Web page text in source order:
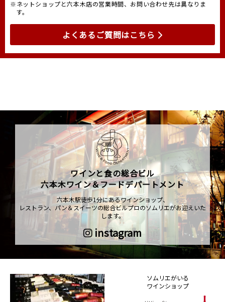
※ネットショップと六本木店の営業時間、お問い合わせ先は異なりま
す。
よくあるご質問はこちら
ワインと食の総合ビル
六本木ワイン＆フードデパートメント
六本木駅徒歩1分にあるワインショップ、
レストラン、パン＆スイーツの総合ビルプロのソムリエがお迎えいた
します。
instagram
ソムリエがいる
ワインショップ